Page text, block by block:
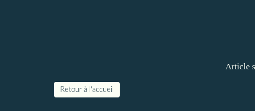
Article
Retour à l'accueil